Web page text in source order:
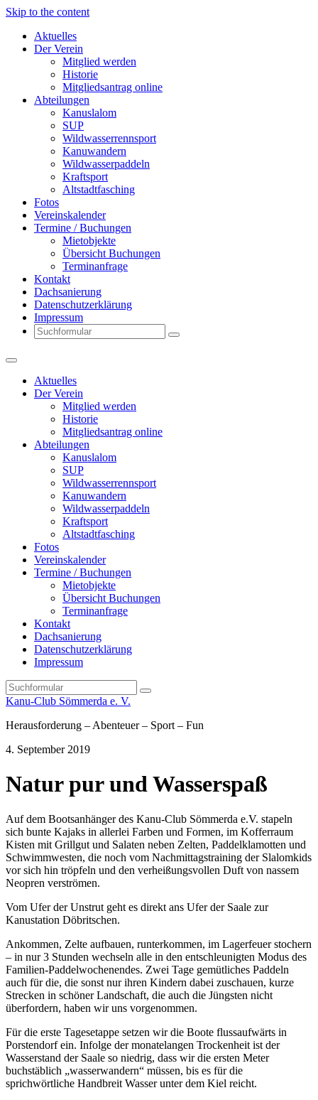
Skip to the content
Aktuelles
Der Verein
Mitglied werden
Historie
Mitgliedsantrag online
Abteilungen
Kanuslalom
SUP
Wildwasserrennsport
Kanuwandern
Wildwasserpaddeln
Kraftsport
Altstadtfasching
Fotos
Vereinskalender
Termine / Buchungen
Mietobjekte
Übersicht Buchungen
Terminanfrage
Kontakt
Dachsanierung
Datenschutzerklärung
Impressum
Search
Aktuelles
Der Verein
Mitglied werden
Historie
Mitgliedsantrag online
Abteilungen
Kanuslalom
SUP
Wildwasserrennsport
Kanuwandern
Wildwasserpaddeln
Kraftsport
Altstadtfasching
Fotos
Vereinskalender
Termine / Buchungen
Mietobjekte
Übersicht Buchungen
Terminanfrage
Kontakt
Dachsanierung
Datenschutzerklärung
Impressum
Search
Kanu-Club Sömmerda e. V.
Herausforderung – Abenteuer – Sport – Fun
4. September 2019
Natur pur und Wasserspaß
Auf dem Bootsanhänger des Kanu-Club Sömmerda e.V. stapeln
sich bunte Kajaks in allerlei Farben und Formen, im Kofferraum
Kisten mit Grillgut und Salaten neben Zelten, Paddelklamotten und
Schwimmwesten, die noch vom Nachmittagstraining der Slalomkids
vor sich hin tröpfeln und den verheißungsvollen Duft von nassem
Neopren verströmen.
Vom Ufer der Unstrut geht es direkt ans Ufer der Saale zur
Kanustation Döbritschen.
Ankommen, Zelte aufbauen, runterkommen, im Lagerfeuer stochern
– in nur 3 Stunden wechseln alle in den entschleunigten Modus des
Familien-Paddelwochenendes. Zwei Tage gemütliches Paddeln
auch für die, die sonst nur ihren Kindern dabei zuschauen, kurze
Strecken in schöner Landschaft, die auch die Jüngsten nicht
überfordern, haben wir uns vorgenommen.
Für die erste Tagesetappe setzen wir die Boote flussaufwärts in
Porstendorf ein. Infolge der monatelangen Trockenheit ist der
Wasserstand der Saale so niedrig, dass wir die ersten Meter
buchstäblich „wasserwandern“ müssen, bis es für die
sprichwörtliche Handbreit Wasser unter dem Kiel reicht.